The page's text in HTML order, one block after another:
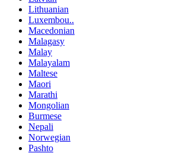
Lithuanian
Luxembou..
Macedonian
Malagasy
Malay
Malayalam
Maltese
Maori
Marathi
Mongolian
Burmese
Nepali
Norwegian
Pashto